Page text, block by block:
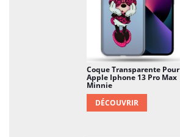
Coque Transparente Pour
Apple Iphone 13 Pro Max
Minnie
DÉCOUVRIR